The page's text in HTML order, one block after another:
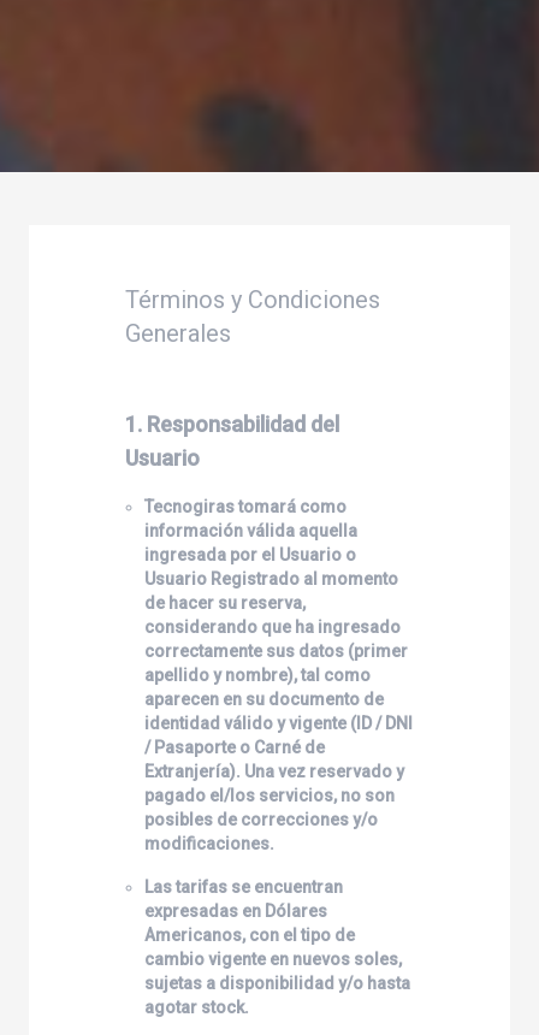
Términos y Condiciones
Generales
1. Responsabilidad del
Usuario
Tecnogirastomará como
información válida aquella
ingresada por el Usuario o
Usuario Registrado al momento
de hacer su reserva,
considerando que ha ingresado
correctamente sus datos (primer
apellido y nombre), tal como
aparecen en su documento de
identidad válido y vigente (ID / DNI
/ Pasaporte o Carné de
Extranjería). Una vez reservado y
pagado el/los servicios, no son
posibles de correcciones y/o
modificaciones.
Las tarifas se encuentran
expresadas en Dólares
Americanos, con el tipo de
cambio vigente en nuevos soles,
sujetas a disponibilidad y/o hasta
agotar stock.